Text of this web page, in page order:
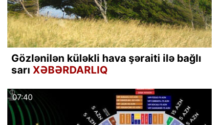
Gözlənilən küləkli hava şəraiti ilə bağlı
sarı XƏBƏRDARLIQ
07:40